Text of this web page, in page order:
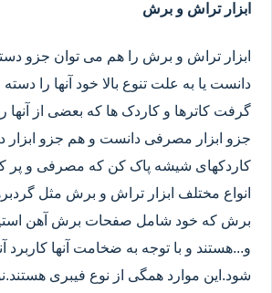
ابزار تراش و برش
ابزار تراش و برش را هم می توان جزو
دانست یا به علت تنوع بالا خود آنها را دسته
گرفت کاترها و کاردک ها که بعضی از آنها
جزو ابزار مصرفی دانست و هم جزو ابزار
کاردکهای شیشه پاک کن که مصرفی و پر
انواع مختلف ابزار تراش و برش مثل
برش که خود شامل صفحات برش آهن
و...هستند و با توجه به ضخامت آنها کاربرد
شود.این موارد همگی از نوع فیبری